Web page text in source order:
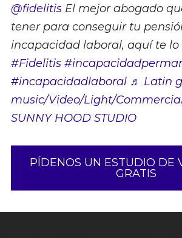
@fidelitisEl mejor abogado
tener para conseguir tu
incapacidad laboral, aquí te lo
#Fidelitis
#incapacidadlaboral ♬ Latin
music/Video/Light/
SUNNY HOOD STUDIO
PÍDENOS UN ESTUDIO DE
GRATIS